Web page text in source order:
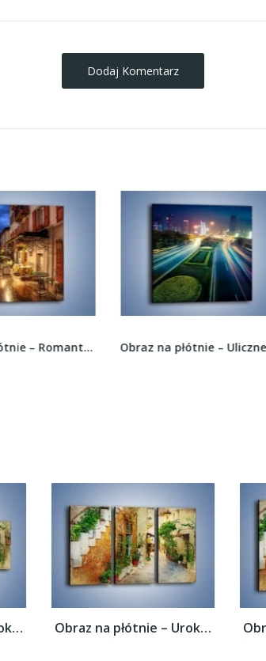
Dodaj Komentarz
Obraz na płótnie – Romantyczne miasteczko pod... Obraz na płótnie – Uliczne światła Szanghaju –...
Obraz na płótnie – Urokliwa uliczka w... Obraz na płótnie – Urokliwa uliczka w...